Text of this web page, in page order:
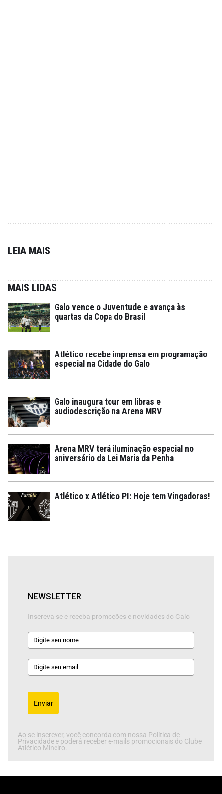
LEIA MAIS
MAIS LIDAS
Galo vence o Juventude e avança às
quartas da Copa do Brasil
Atlético recebe imprensa em programação
especial na Cidade do Galo
Galo inaugura tour em libras e
audiodescrição na Arena MRV
Arena MRV terá iluminação especial no
aniversário da Lei Maria da Penha
Atlético x Atlético PI: Hoje tem Vingadoras!
NEWSLETTER
Inscreva-se e receba promoções e novidades do Galo
Enviar
Ao se inscrever, você concorda com nossa Política de
Privacidade e poderá receber e-mails promocionais do Clube
Atlético Mineiro.